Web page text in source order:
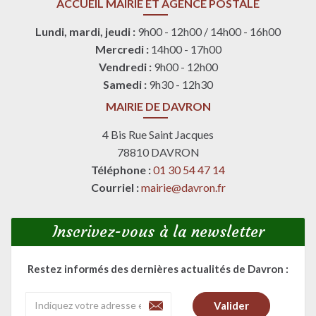
mis en place à partir de 2022. Les fonds généreusement
récoltés seront affectés aux travaux non couverts par
les subventions. Ils serviront également à rétribuer les
artistes pour leur prestation.
Pour La Restauration de l’église Sainte Madeleine
de Davron - 2022
Place de l’église, 78810 Davron
L’USCD (Union Sportive et Culturelle de Davron) est
une association ouverte à tous les Davronais, sans
adhésion, dont le but est de favoriser la convivialité au
ACCUEIL MAIRIE ET AGENCE POSTALE
Lundi, mardi, jeudi : 9h00 - 12h00 / 14h00 - 16h00
Mercredi : 14h00 - 17h00
Vendredi : 9h00 - 12h00
Samedi : 9h30 - 12h30
MAIRIE DE DAVRON
4 Bis Rue Saint Jacques
78810 DAVRON
Téléphone :01 30 54 47 14
Courriel :mairie@davron.fr
Inscrivez-vous à la newsletter
Restez informés des dernières actualités de Davron :